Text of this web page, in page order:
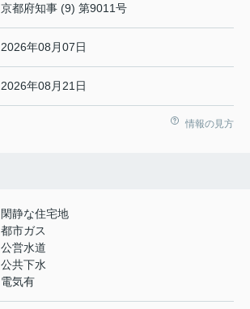
京都府知事 (9) 第9011号
2026年08月07日
2026年08月21日
情報の見方
閑静な住宅地
都市ガス
公営水道
公共下水
電気有